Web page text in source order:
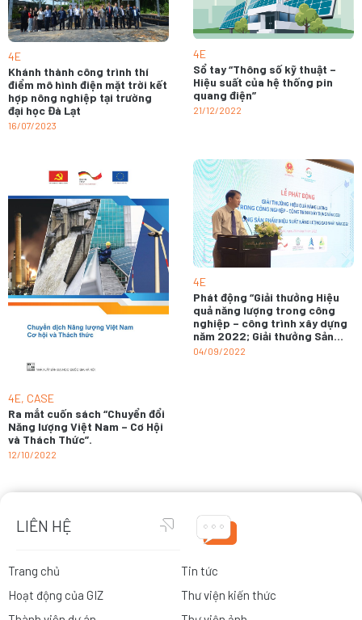
4E
Khánh thành công trình thí
điểm mô hình điện mặt trời kết
hợp nông nghiệp tại trường
đại học Đà Lạt
16/07/2023
4E
Sổ tay “Thông số kỹ thuật –
Hiệu suất của hệ thống pin
quang điện”
21/12/2022
4E, CASE
Ra mắt cuốn sách “Chuyển đổi
Năng lượng Việt Nam – Cơ Hội
và Thách Thức”.
12/10/2022
4E
Phát động “Giải thưởng Hiệu
quả năng lượng trong công
nghiệp – công trình xây dựng
năm 2022; Giải thưởng Sản
phẩm hiệu suất năng lượng
04/09/2022
LIÊN HỆ
Trang chủ
Hoạt động của GIZ
Tin tức
Thư viện kiến thức